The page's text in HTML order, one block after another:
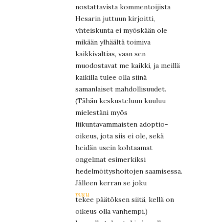
nostattavista kommentoijista
Hesarin juttuun kirjoitti,
yhteiskunta ei myöskään ole
mikään ylhäältä toimiva
kaikkivaltias, vaan sen
muodostavat me kaikki, ja meillä
kaikilla tulee olla siinä
samanlaiset mahdollisuudet.
(Tähän keskusteluun kuuluu
mielestäni myös
liikuntavammaisten adoptio-
oikeus, jota siis ei ole, sekä
heidän usein kohtaamat
ongelmat esimerkiksi
hedelmöityshoitojen saamisessa.
Jälleen kerran se joku
muu
tekee päätöksen siitä, kellä on
oikeus olla vanhempi.)